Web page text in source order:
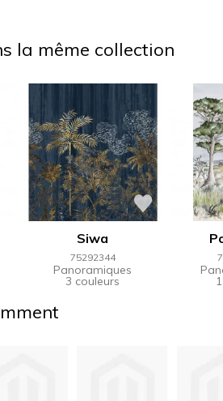
la même collection
Siwa
75292344
Panoramiques
3 couleurs